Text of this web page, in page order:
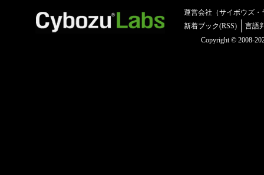
運営会社（サイボウズ・
新着ブック(RSS)
言語
Copyright © 2008-